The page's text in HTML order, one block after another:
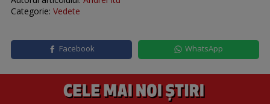
Categorie: Vedete
Facebook WhatsApp